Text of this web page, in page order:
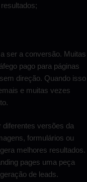
ser a conversão. Muitas
pago para páginas
direção. Quando isso
e muitas vezes
diferentes versões da
formulários ou
melhores resultados.
pages uma peça
de leads.